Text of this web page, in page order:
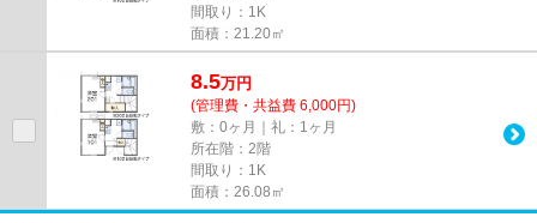
間取り：1K
面積：21.20㎡
8.5万円
(管理費・共益費 6,000円)
敷：0ヶ月｜礼：1ヶ月
所在階：2階
間取り：1K
面積：26.08㎡